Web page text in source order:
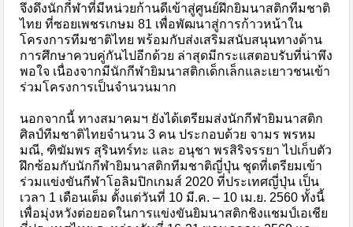
จึงดึงนักกีฬาที่มีหน่วยก้านดีเข้าสู่ศูนย์ฝึกยิมนาสติกทีมชาติ
ไทย ที่ซอยเพชรเกษม 81 เพื่อพัฒนาสู่การก้าวหน้าใน
โครงการทีมชาติไทย พร้อมกับส่งเสริมสนับสนุนทางด้าน
การศึกษาควบคู่กันไปอีกด้วย ล่าสุดมีกระแสตอบรับที่น่าพึง
พอใจ เนื่องจากมีนักกีฬายิมนาสติกเด็กเล็กและเยาวชนเข้า
ร่วมโครงการเป็นจำนวนมาก
นอกจากนี้ ทางสมาคมฯ ยังได้เตรียมส่งนักกีฬายิมนาสติก
ศิลป์ทีมชาติไทยจำนวน 3 คน ประกอบด้วย จามร พรหม
มณี, ฑิฆัมพร สุรินทร์ทะ และ อนุชา พรสิริจรรยา ไปเก็บตัว
ฝึกซ้อมกับนักกีฬายิมนาสติกทีมชาติญี่ปุ่น ชุดที่เตรียมเข้า
ร่วมแข่งขันกีฬาโอลิมปิกเกมส์ 2020 ที่ประเทศญี่ปุ่น เป็น
เวลา 1 เดือนเต็ม ตั้งแต่วันที่ 10 มี.ค. – 10 เม.ย. 2560 ทั้งนี้
เพื่อมุ่งหวังต่อยอดในการแข่งขันยิมนาสติกชิงแชมป์เอเชีย